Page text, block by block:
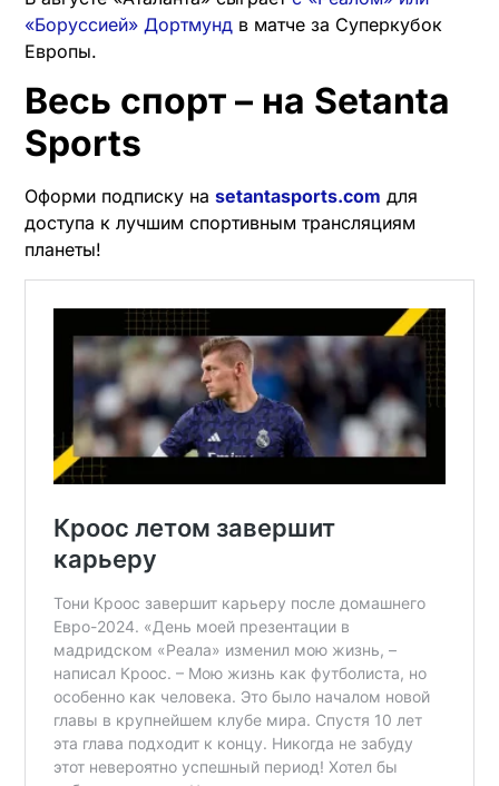
«Боруссией» Дортмунд в матче за Суперкубок
Европы.
Весь спорт – на Setanta
Sports
Оформи подписку на setantasports.com для
доступа к лучшим спортивным трансляциям
планеты!